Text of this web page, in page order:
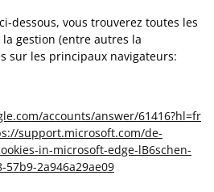
dessous, vous trouverez toutes les
gestion (entre autres la
sur les principaux navigateurs:
accounts/answer/61416?hl=fr
support.microsoft.com/de-
in-microsoft-edge-lB6schen-
57b9-2a946a29ae09